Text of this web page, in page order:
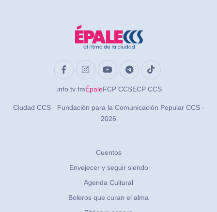
.info .tv .fmÉpaleFCP CCSECP CCS
Ciudad CCS · Fundación para la Comunicación Popular CCS ·
2026
Cuentos
Envejecer y seguir siendo
Agenda Cultural
Boleros que curan el alma